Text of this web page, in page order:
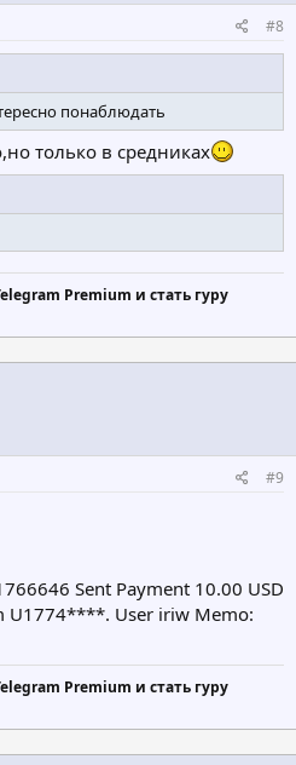
#8
понаблюдать
только в средниках
Premium и стать гуру
#9
Sent Payment 10.00 USD
U1774****. User iriw Memo:
Premium и стать гуру